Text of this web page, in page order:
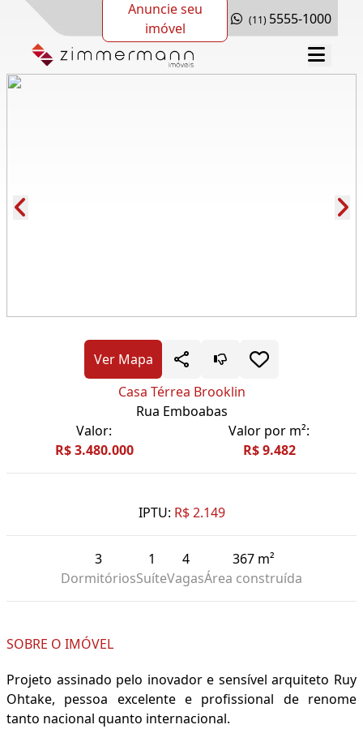
Anuncie seu
imóvel
(11) 5555-1000
Ver Mapa
Casa Térrea Brooklin
Rua Emboabas
Valor:
R$ 3.480.000
Valor por m²:
R$ 9.482
IPTU: R$ 2.149
3
Dormitórios
1
Suíte
4
Vagas
367 m²
Área construída
SOBRE O IMÓVEL
Projeto assinado pelo inovador e sensível arquiteto Ruy
Ohtake, pessoa excelente e profissional de renome
tanto nacional quanto internacional.